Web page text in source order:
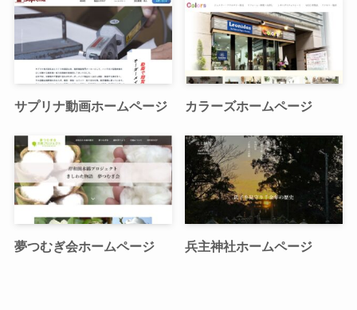
サプリナ動画ホームページ カラーズホームページ
夢つむぎ会ホームページ 兵主神社ホームページ